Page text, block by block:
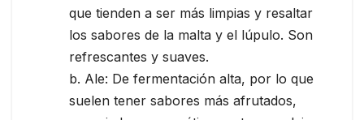
que tienden a ser más limpias y resaltar
los sabores de la malta y el lúpulo. Son
refrescantes y suaves.
b. Ale: De fermentación alta, por lo que
suelen tener sabores más afrutados,